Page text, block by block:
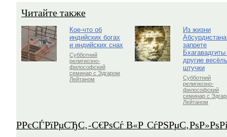
Читайте также
Кое-что об
индийских богах
и индийских снах
Субботний
религиозно-
философский
семинар с Эдгаром
Лейтаном
Из жизни
запрете
Бхагавадгиты
другие
штучки
Субботний
религиозно-
философский
семинар с
Лейтаном
Р­РєСЃРїРµСЂС‚-С€РѕСѓ В«Р